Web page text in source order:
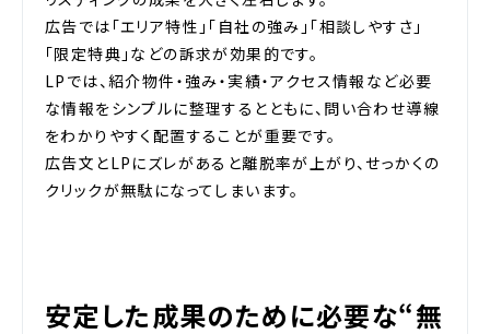
広告では「エリア特性」「自社の強み」「相談しやすさ」
「限定特典」などの訴求が効果的です。
LPでは、紹介物件・強み・実績・アクセス情報など必要
な情報をシンプルに整理するとともに、問い合わせ導線
をわかりやすく配置することが重要です。
広告文とLPにズレがあると離脱率が上がり、せっかくの
クリックが無駄になってしまいます。
安定した成果のために必要な“無